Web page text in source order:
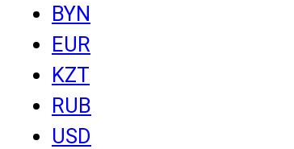
BYN
EUR
KZT
RUB
USD